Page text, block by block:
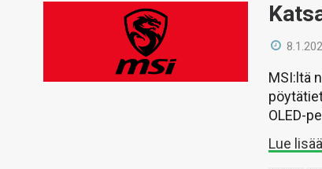
MSI:ltä
OLED-
Lue lisää